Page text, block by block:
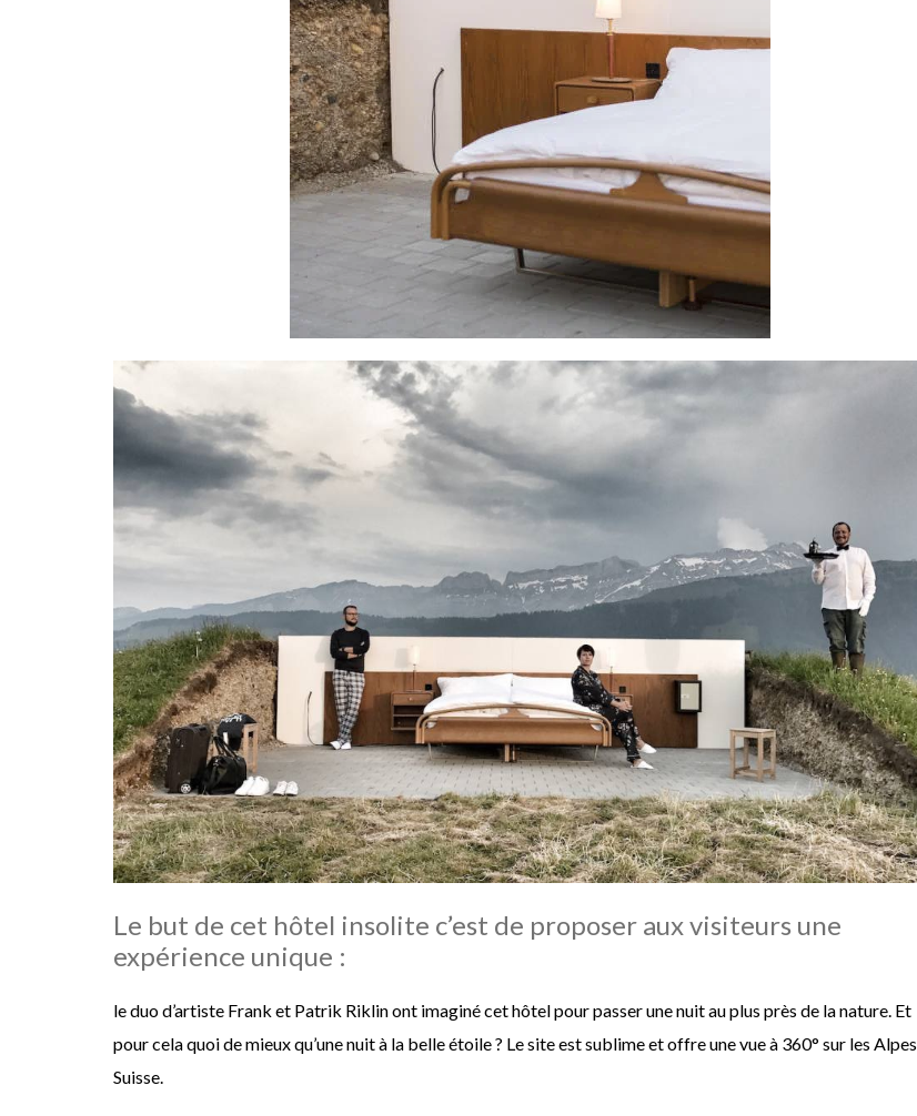
Le but de cet hôtel insolite c’est de proposer aux visiteurs une
expérience unique :
le duo d’artiste Frank et Patrik Riklin ont imaginé cet hôtel pour passer une nuit au plus près de la nature. Et
pour cela quoi de mieux qu’une nuit à la belle étoile ? Le site est sublime et offre une vue à 360° sur les Alpes
Suisse.